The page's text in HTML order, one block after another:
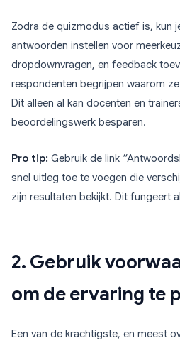
Zodra de quizmodus actief is, kun
antwoorden instellen voor
dropdownvragen, en feedback
respondenten begrijpen waarom
Dit alleen al kan docenten en
beoordelingswerk besparen.
Pro tip: Gebruik de link
snel uitleg toe te voegen die
zijn resultaten bekijkt. Dit fungeert
2. Gebruik
om de ervaring te
Een van de krachtigste, en meest